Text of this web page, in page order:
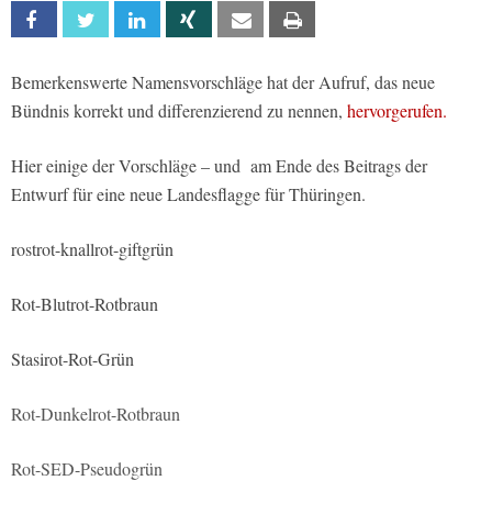
Facebook Twitter Linkedin Xing Email
Bemerkenswerte Namensvorschläge hat der Aufruf, das neue
Bündnis korrekt und differenzierend zu nennen, hervorgerufen.
Hier einige der Vorschläge – und am Ende des Beitrags der
Entwurf für eine neue Landesflagge für Thüringen.
rostrot-knallrot-giftgrün
Rot-Blutrot-Rotbraun
Stasirot-Rot-Grün
Rot-Dunkelrot-Rotbraun
Rot-SED-Pseudogrün